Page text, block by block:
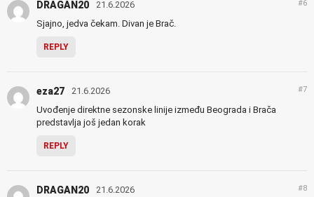
DRAGAN20 21.6.2026 #6
Sjajno, jedva čekam. Divan je Brač.
REPLY
eza27 21.6.2026 #7
Uvođenje direktne sezonske linije između Beograda i Brača
predstavlja još jedan korak
REPLY
DRAGAN20 21.6.2026 #8